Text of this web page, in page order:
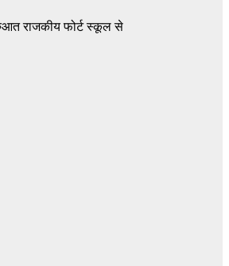
राजकीय फोर्ट स्कूल से